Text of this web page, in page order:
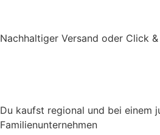
Nachhaltiger Versand oder Click
Du kaufst regional und bei einem
Familienunternehmen